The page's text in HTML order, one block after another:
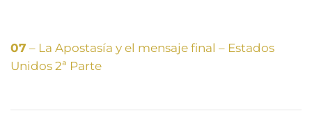
07 – La Apostasía y el mensaje final – Estados
Unidos 2ª Parte